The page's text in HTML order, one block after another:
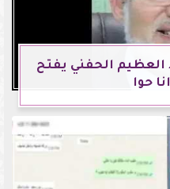
العظيم الحفني يفتح
حوا